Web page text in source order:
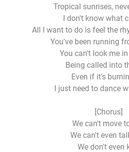
Tropical sunrises,
I don't know what
All I want to do is feel the
You've been running
You can't look me
Being called into
Even if it's
I just need to dance
[Chorus]
We can't move
We can't even
We don't even